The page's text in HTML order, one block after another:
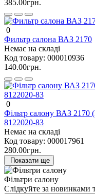
385.00грн.
0
Фильтр салона ВАЗ 2170
Немає на складі
Код товару: 000010936
140.00грн.
0
Фільтр салону ВАЗ
8122020-83
Немає на складі
Код товару: 000017961
280.00грн.
Показати ще
Фільтри салону
Слідкуйте за новинками